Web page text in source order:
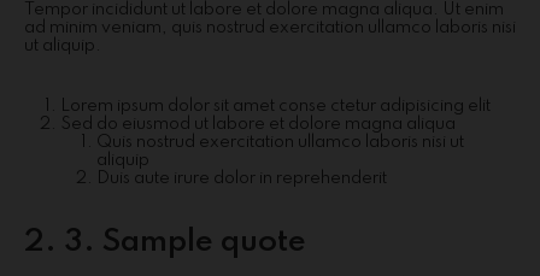
Tempor incididunt ut labore et dolore magna aliqua. Ut enim
ad minim veniam, quis nostrud exercitation ullamco laboris nisi
ut aliquip.
Lorem ipsum dolor sit amet conse ctetur adipisicing elit
Sed do eiusmod ut labore et dolore magna aliqua
Quis nostrud exercitation ullamco laboris nisi ut
aliquip
Duis aute irure dolor in reprehenderit
2. 3. Sample quote